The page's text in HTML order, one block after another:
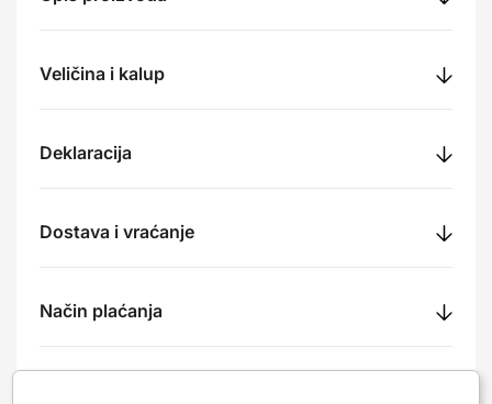
Veličina i kalup
Deklaracija
Dostava i vraćanje
Način plaćanja